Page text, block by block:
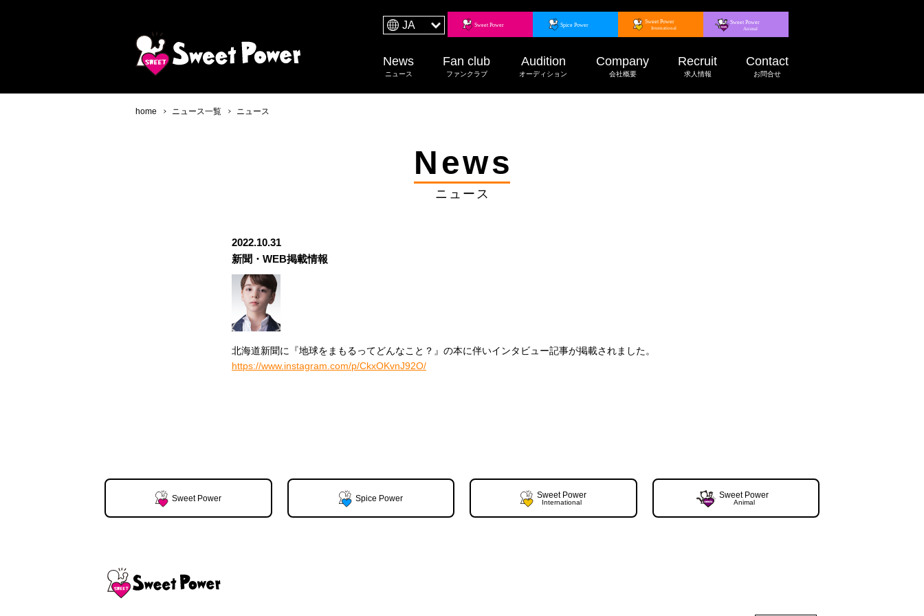
News
ニュース
Fan club
ファンクラブ
Audition
オーディション
Company
会社概要
Recruit
求人情報
Contact
お問合せ
JA
home ニュース一覧 ニュース
News
ニュース
2022.10.31
新聞・WEB掲載情報
北海道新聞に『地球をまもるってどんなこと？』の本に伴いインタビュー記事が掲載されました。
https://www.instagram.com/p/CkxOKvnJ92O/
Sweet Power Spice Power Sweet Power
International
Sweet Power
Animal